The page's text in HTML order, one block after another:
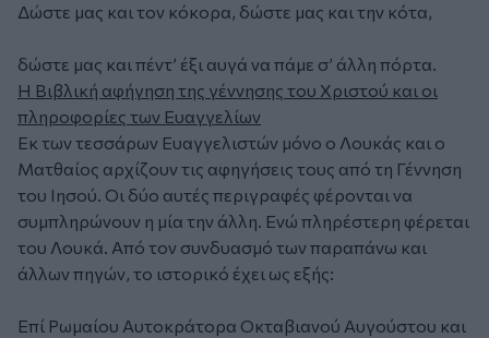
Δώστε μας και τον κόκορα, δώστε μας και την κότα,
δώστε μας και πέντ’ έξι αυγά να πάμε σ’ άλλη πόρτα.
Η Βιβλική αφήγηση της γέννησης του Χριστού και οι
πληροφορίες των Ευαγγελίων
Εκ των τεσσάρων Ευαγγελιστών μόνο ο Λουκάς και ο
Ματθαίος αρχίζουν τις αφηγήσεις τους από τη Γέννηση
του Ιησού. Οι δύο αυτές περιγραφές φέρονται να
συμπληρώνουν η μία την άλλη. Ενώ πληρέστερη φέρεται
του Λουκά. Από τον συνδυασμό των παραπάνω και
άλλων πηγών, το ιστορικό έχει ως εξής:
Επί Ρωμαίου Αυτοκράτορα Οκταβιανού Αυγούστου και